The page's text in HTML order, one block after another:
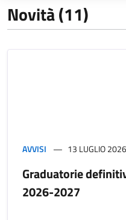
Novità (11)
AVVISI 13 LUGLIO 2026
Graduatorie
2026-2027